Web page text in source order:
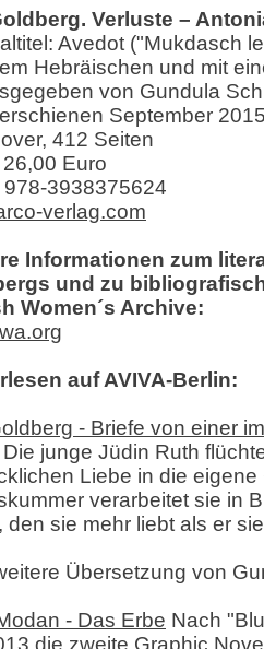
Verluste –
Avedot ("Mukdasch
Hebräischen und mit
von Gundula
September
412 Seiten
Euro
978-3938375624
verlag.com
Informationen zum
und zu
Women´s Archive:
auf AVIVA-Berlin:
- Briefe von einer
junge Jüdin Ruth
Liebe in die
verarbeitet sie in
den sie mehr liebt als er
Übersetzung von
- Das Erbe Nach